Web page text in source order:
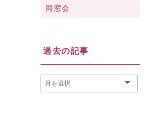
同窓会
過去の記事